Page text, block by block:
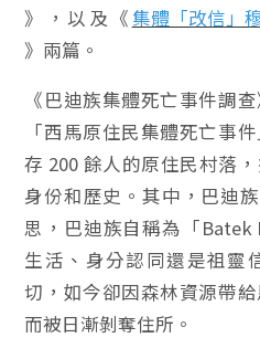
》，以及《 集體「改信」
》兩篇。
《巴迪族集體死亡事件調
「西馬原住民集體死亡事
存 200 餘人的原住民村落
身份和歷史。其中，巴迪
思，巴迪族自稱為「
生活、身分認同還是祖靈
切，如今卻因森林資源帶
而被日漸剝奪住所。